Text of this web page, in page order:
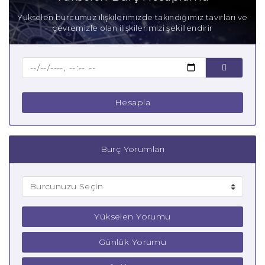
Anne Terazi Burcu
Baba Terazi Burcu
Yükselen burcumuz ilişkilerimizde takındığımız tavırları ve
çevremizle olan ilişkilerimizi şekillendirir
Hesapla
Burç Yorumları
Yükselen Yorumu
Günlük Yorumu